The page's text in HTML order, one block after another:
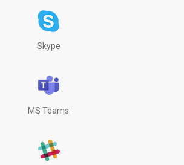
Skype
MS Teams